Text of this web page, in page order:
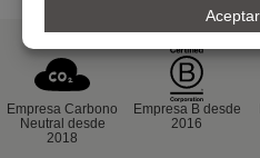
Empresa Carbono
Neutral desde
2018
Empresa B desde
2016